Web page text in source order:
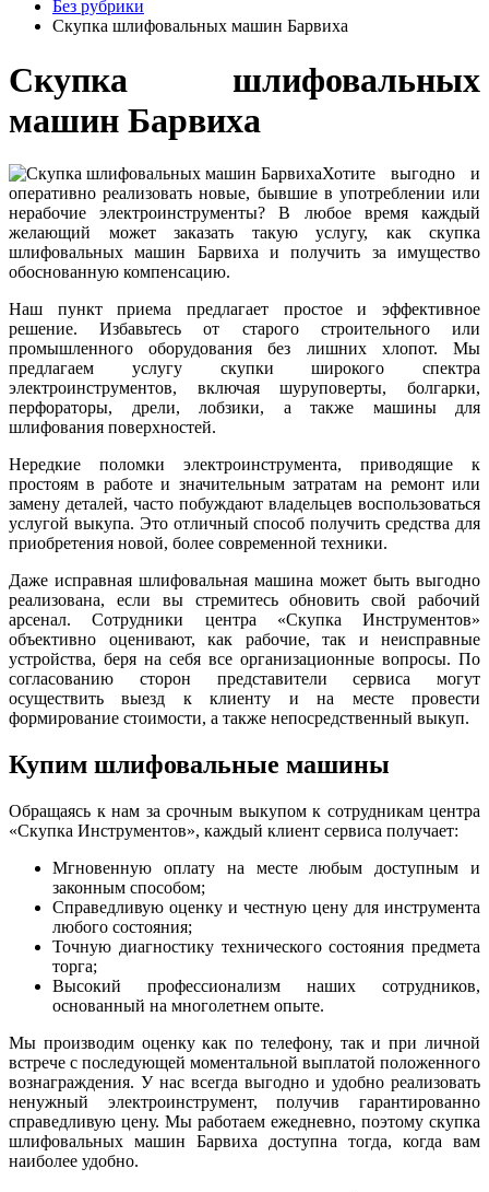
Без рубрики
Скупка шлифовальных машин Барвиха
Скупка шлифовальных
машин Барвиха
Хотите выгодно и
оперативно реализовать новые, бывшие в употреблении или
нерабочие электроинструменты? В любое время каждый
желающий может заказать такую услугу, как скупка
шлифовальных машин Барвиха и получить за имущество
обоснованную компенсацию.
Наш пункт приема предлагает простое и эффективное
решение. Избавьтесь от старого строительного или
промышленного оборудования без лишних хлопот. Мы
предлагаем услугу скупки широкого спектра
электроинструментов, включая шуруповерты, болгарки,
перфораторы, дрели, лобзики, а также машины для
шлифования поверхностей.
Нередкие поломки электроинструмента, приводящие к
простоям в работе и значительным затратам на ремонт или
замену деталей, часто побуждают владельцев воспользоваться
услугой выкупа. Это отличный способ получить средства для
приобретения новой, более современной техники.
Даже исправная шлифовальная машина может быть выгодно
реализована, если вы стремитесь обновить свой рабочий
арсенал. Сотрудники центра «Скупка Инструментов»
объективно оценивают, как рабочие, так и неисправные
устройства, беря на себя все организационные вопросы. По
согласованию сторон представители сервиса могут
осуществить выезд к клиенту и на месте провести
формирование стоимости, а также непосредственный выкуп.
Купим шлифовальные машины
Обращаясь к нам за срочным выкупом к сотрудникам центра
«Скупка Инструментов», каждый клиент сервиса получает:
Мгновенную оплату на месте любым доступным и
законным способом;
Справедливую оценку и честную цену для инструмента
любого состояния;
Точную диагностику технического состояния предмета
торга;
Высокий профессионализм наших сотрудников,
основанный на многолетнем опыте.
Мы производим оценку как по телефону, так и при личной
встрече с последующей моментальной выплатой положенного
вознаграждения. У нас всегда выгодно и удобно реализовать
ненужный электроинструмент, получив гарантированно
справедливую цену. Мы работаем ежедневно, поэтому скупка
шлифовальных машин Барвиха доступна тогда, когда вам
наиболее удобно.